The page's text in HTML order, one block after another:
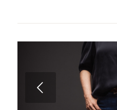
Weiter